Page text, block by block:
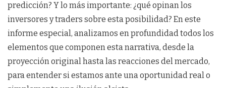
predicción? Y lo más importante: ¿qué opinan los
inversores y traders sobre esta posibilidad? En este
informe especial, analizamos en profundidad todos los
elementos que componen esta narrativa, desde la
proyección original hasta las reacciones del mercado,
para entender si estamos ante una oportunidad real o